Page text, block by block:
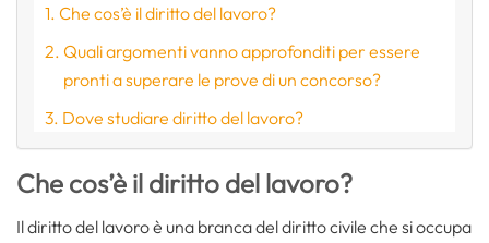
Che cos’è il diritto del lavoro?
Quali argomenti vanno approfonditi per essere
pronti a superare le prove di un concorso?
Dove studiare diritto del lavoro?
Che cos’è il diritto del lavoro?
Il diritto del lavoro è una branca del diritto civile che si occupa